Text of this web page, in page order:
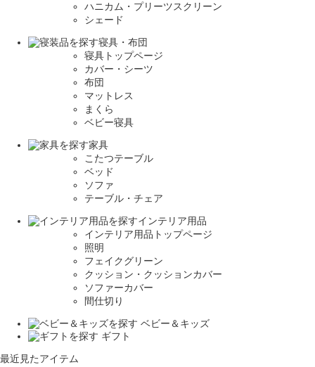
ハニカム・プリーツスクリーン
シェード
寝具・布団
寝具トップページ
カバー・シーツ
布団
マットレス
まくら
ベビー寝具
家具
こたつテーブル
ベッド
ソファ
テーブル・チェア
インテリア用品
インテリア用品トップページ
照明
フェイクグリーン
クッション・クッションカバー
ソファーカバー
間仕切り
ベビー＆キッズ
ギフト
最近見たアイテム